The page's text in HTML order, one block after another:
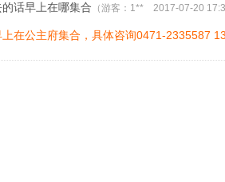
的话早上在哪集合 （游客：1** 2017-07-20
上在公主府集合，具体咨询0471-2335587